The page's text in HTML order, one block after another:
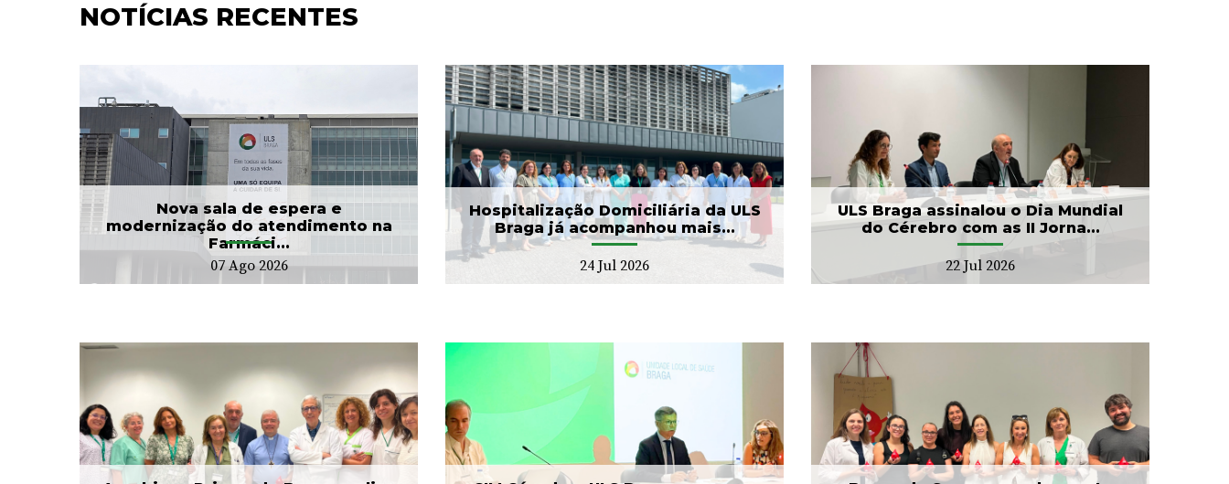
NOTÍCIAS RECENTES
Nova sala de espera e
modernização do atendimento na
Farmáci...
07 Ago 2026
Hospitalização Domiciliária da ULS
Braga já acompanhou mais...
24 Jul 2026
Hospitalização
Domiciliária da ULS Braga
já acompanhou mais...
24 Jul 2026
ULS Braga assinalou o Dia Mundial
do Cérebro com as II Jorna...
22 Jul 2026
ULS Braga assinalou o Dia
Mundial do Cérebro com
as II Jorna...
22 Jul 2026
CIM Cávado e ULS Braga
arrancam com Conselho
Local de Saúde...
Banco de Sangue recebe
gesto solidário da SIGNA
17 Jul 2026